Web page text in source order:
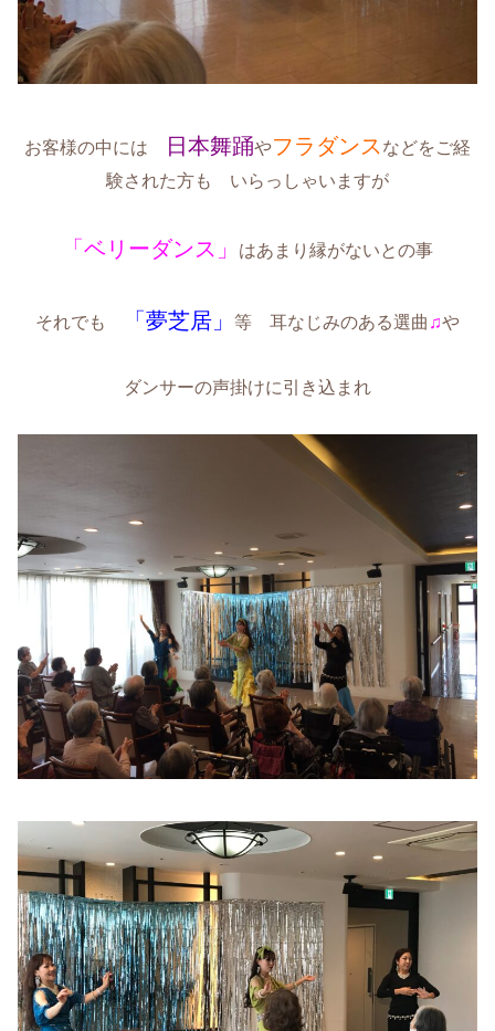
お客様の中には 日本舞踊やフラダンス などをご経
験された方も いらっしゃいますが
「ベリーダンス」 はあまり縁がないとの事
それでも 「夢芝居」 等 耳なじみのある選曲 ♫や
ダンサーの声掛けに引き込まれ